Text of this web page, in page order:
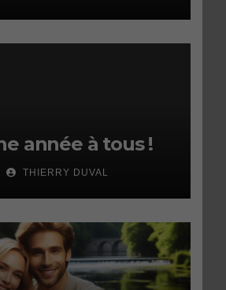
année à tous !
THIERRY DUVAL